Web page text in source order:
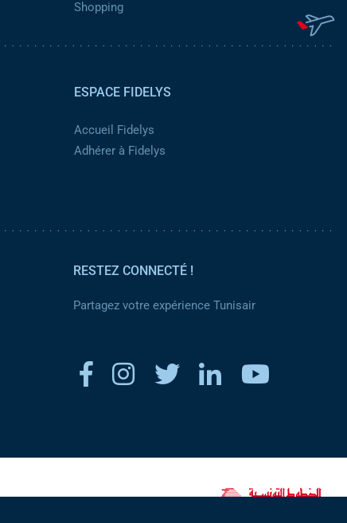
Shopping
ESPACE FIDELYS
Accueil Fidelys
Adhérer à Fidelys
RESTEZ CONNECTÉ !
Partagez votre expérience Tunisair